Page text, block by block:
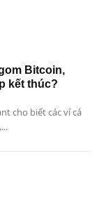
Bitcoin,
kết thúc?
cho biết các ví cá